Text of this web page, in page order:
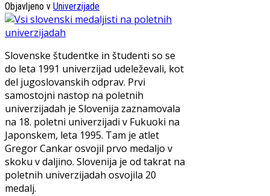
Objavljeno v Univerzijade
Slovenske študentke in študenti so se
do leta 1991 univerzijad udeleževali, kot
del jugoslovanskih odprav. Prvi
samostojni nastop na poletnih
univerzijadah je Slovenija zaznamovala
na 18. poletni univerzijadi v Fukuoki na
Japonskem, leta 1995. Tam je atlet
Gregor Cankar osvojil prvo medaljo v
skoku v daljino. Slovenija je od takrat na
poletnih univerzijadah osvojila 20
medalj.